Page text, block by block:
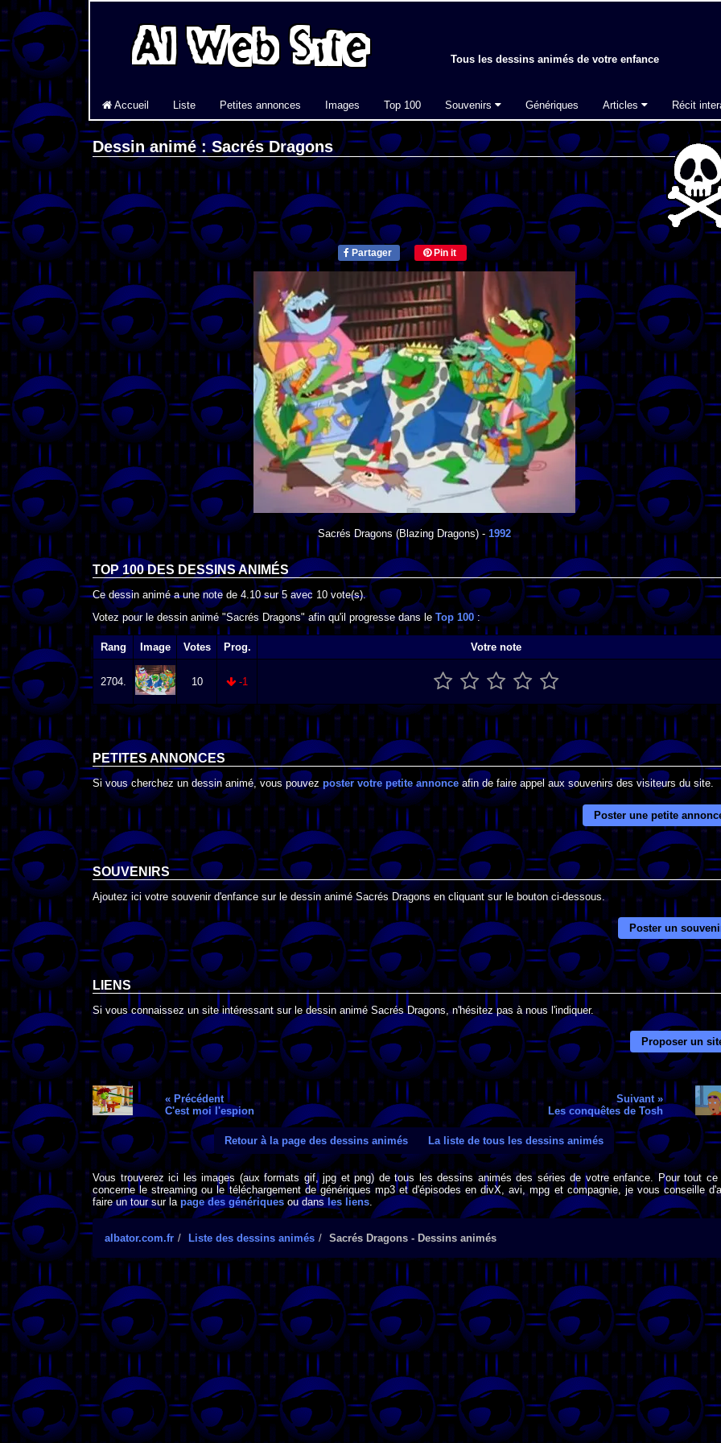
Tous les dessins animés de votre enfance
Accueil Liste Petites annonces Images Top 100 Souvenirs Génériques Articles Récit
Dessin animé : Sacrés Dragons
Partager Pin it
Sacrés Dragons(Blazing Dragons) -1992
TOP 100 DES DESSINS ANIMÉS
Ce dessin animé a une note de 4.10sur5 avec 10 vote(s).
Votez pour le dessin animé "Sacrés Dragons" afin qu'il progresse dans le Top 100:
Rang Image Votes Prog. Votre note
2704. 10 -1
PETITES ANNONCES
Si vous cherchez un dessin animé, vous pouvez poster votre petite annonceafin de faire appel aux souvenirs des visiteurs du site.
Poster une petite
SOUVENIRS
Ajoutez ici votre souvenir d'enfance sur le dessin animé Sacrés Dragons en cliquant sur le bouton ci-dessous.
Poster un
LIENS
Si vous connaissez un site intéressant sur le dessin animé Sacrés Dragons, n'hésitez pas à nous l'indiquer.
Proposer un
« Précédent
C'est moi l'espion
Suivant »
Les conquêtes de Tosh
Retour à la page des dessins animés La liste de tous les dessins animés
Vous trouverez ici les images (aux formats gif, jpg et png) de tous les dessins animés des séries de votre enfance. Pour tout ce
concerne le streaming ou le téléchargement de génériques mp3 et d'épisodes en divX, avi, mpg et compagnie, je vous conseille
faire un tour sur la page des génériques ou dansles liens
albator.com.fr Liste des dessins animés Sacrés Dragons - Dessins animés